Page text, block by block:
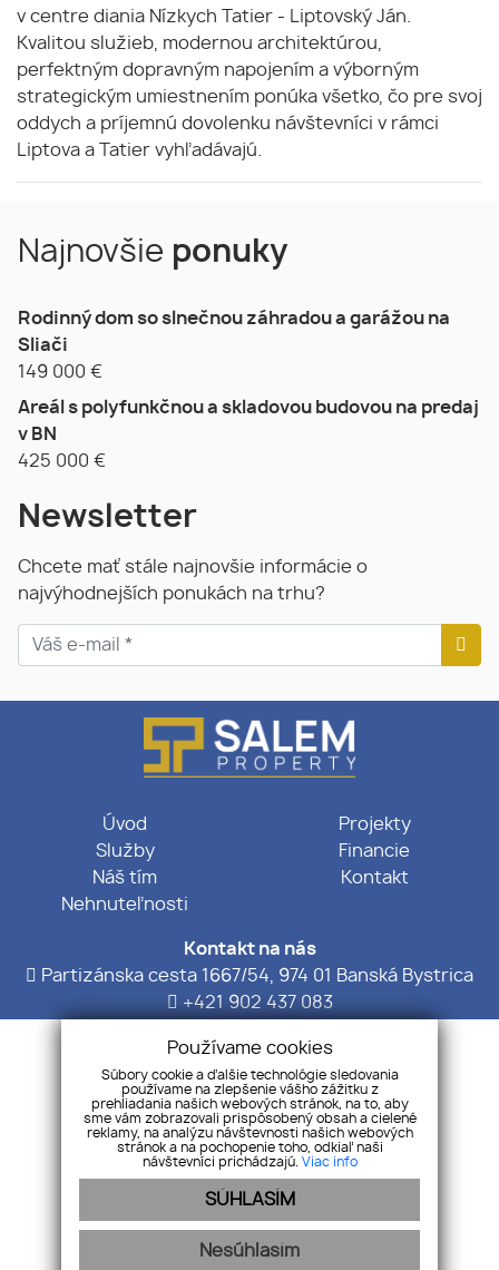
v centre diania Nízkych Tatier - Liptovský Ján.
Kvalitou služieb, modernou architektúrou,
perfektným dopravným napojením a výborným
strategickým umiestnením ponúka všetko, čo pre svoj
oddych a príjemnú dovolenku návštevníci v rámci
Liptova a Tatier vyhľadávajú.
Najnovšie ponuky
Rodinný dom so slnečnou záhradou a garážou na
Sliači
149 000 €
Areál s polyfunkčnou a skladovou budovou na predaj
v BN
425 000 €
Newsletter
Chcete mať stále najnovšie informácie o
najvýhodnejších ponukách na trhu?
Úvod
Služby
Náš tím
Nehnuteľnosti
Projekty
Financie
Kontakt
Kontakt na nás
Partizánska cesta 1667/54, 974 01 Banská Bystrica
+421 902 437 083
Otváracie hodiny
Pondelok - Piatok: 08:00 - 18.00
Sobota: 08:00 - 13:00
Pridajte si nás
Používame cookies
Súbory cookie a ďalšie technológie sledovania
používame na zlepšenie vášho zážitku z
prehliadania našich webových stránok, na to, aby
sme vám zobrazovali prispôsobený obsah a cielené
reklamy, na analýzu návštevnosti našich webových
stránok a na pochopenie toho, odkiaľ naši
návštevníci prichádzajú. Viac info
SÚHLASÍM
Nesúhlasím